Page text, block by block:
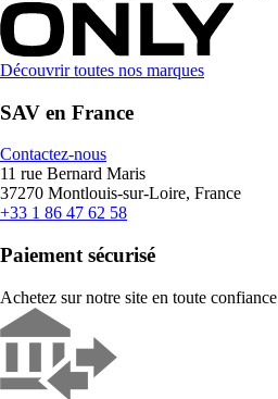
Découvrir toutes nos marques
SAV en France
Contactez-nous
11 rue Bernard Maris
37270 Montlouis-sur-Loire, France
+33 1 86 47 62 58
Paiement sécurisé
Achetez sur notre site en toute confiance